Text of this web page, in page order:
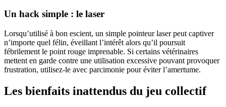
Un hack simple : le laser
Lorsqu’utilisé à bon escient, un simple pointeur laser peut captiver
n’importe quel félin, éveillant l’intérêt alors qu’il poursuit
fébrilement le point rouge imprenable. Si certains vétérinaires
mettent en garde contre une utilisation excessive pouvant provoquer
frustration, utilisez-le avec parcimonie pour éviter l’amertume.
Les bienfaits inattendus du jeu collectif